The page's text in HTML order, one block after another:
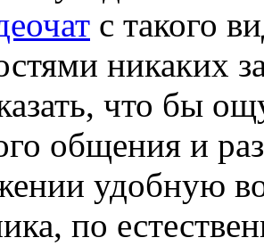
с такого
никаких
что бы
общения и
удобную
по